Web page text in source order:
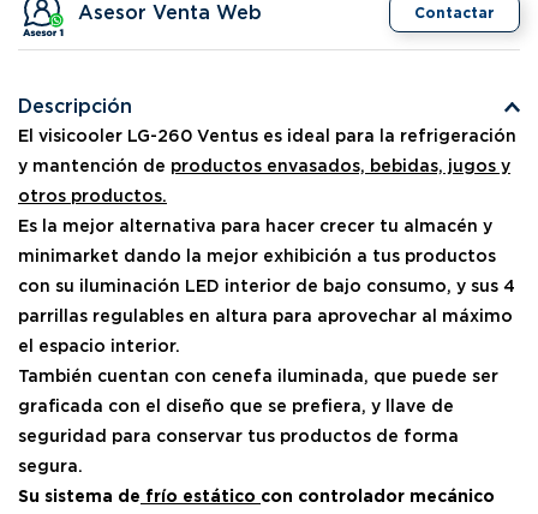
Asesor Venta Web Contactar
Descripción
El visicooler LG-260 Ventus es ideal para la refrigeración
y mantención de productos envasados, bebidas, jugos y
otros productos.
Es la mejor alternativa para hacer crecer tu almacén y
minimarket dando la mejor exhibición a tus productos
con su iluminación LED interior de bajo consumo, y sus 4
parrillas regulables en altura para aprovechar al máximo
el espacio interior.
También cuentan con cenefa iluminada, que puede ser
graficada con el diseño que se prefiera, y llave de
seguridad para conservar tus productos de forma
segura.
Su sistema de frío estático con controlador mecánico